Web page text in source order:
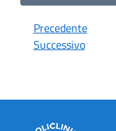
Precedente
Successivo